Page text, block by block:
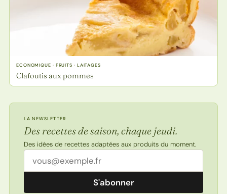
ECONOMIQUE · FRUITS · LAITAGES
Clafoutis aux pommes
LA NEWSLETTER
Des recettes de saison, chaque jeudi.
Des idées de recettes adaptées aux produits du moment.
Adresse email
S'abonner